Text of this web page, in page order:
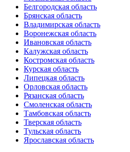
Белгородская область
Брянская область
Владимирская область
Воронежская область
Ивановская область
Калужская область
Костромская область
Курская область
Липецкая область
Орловская область
Рязанская область
Смоленская область
Тамбовская область
Тверская область
Тульская область
Ярославская область